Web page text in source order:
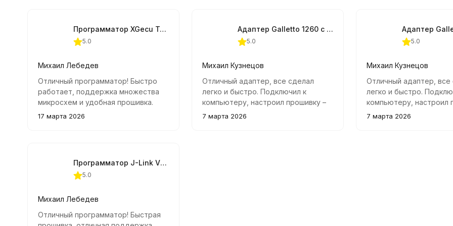
вашему автомобилю
мощности и крутящего
Программатор XGecu T48 TL866-3G + 22 адаптера
5.0
Михаил Лебедев
Отличный программатор! Быстро
работает, поддержка множества
микросхем и удобная прошивка.
Удобно подключать через USB,
17 марта 2026
Адаптер Galletto 1260 с переходником VAG 2x2
5.0
Михаил Кузнецов
Отличный адаптер, все сделал
легко и быстро. Подключил к
компьютеру, настроил прошивку –
результат порадовал!
7 марта 2026
5.0
Михаил Кузнецов
Отличный адаптер, все
легко и быстро.
компьютеру, настроил
результат порадовал!
7 марта 2026
Программатор J-Link V13 ARM USB-JTAG
5.0
Михаил Лебедев
Отличный программатор! Быстрая